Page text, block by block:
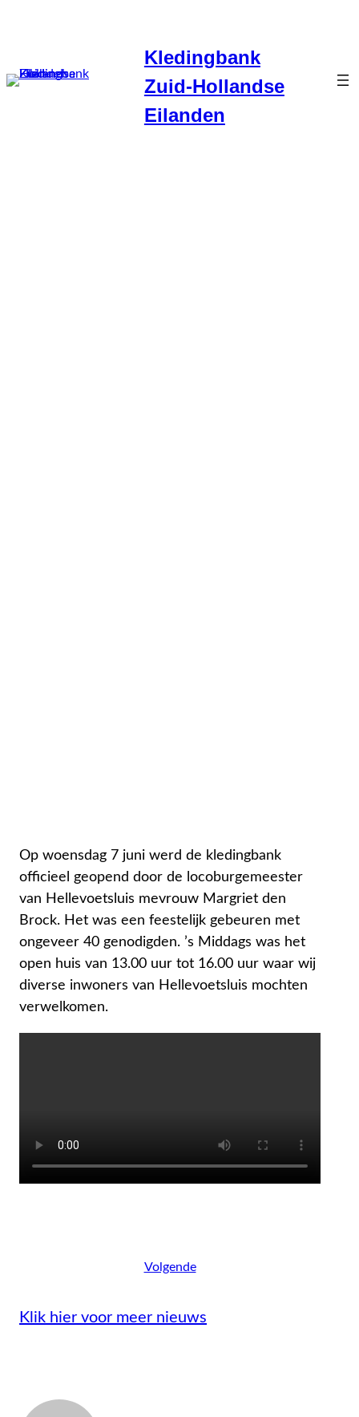
inhoud
Kledingbank
Zuid-Hollandse
Eilanden
Op woensdag 7 juni werd de kledingbank
officieel geopend door de locoburgemeester
van Hellevoetsluis mevrouw Margriet den
Brock. Het was een feestelijk gebeuren met
ongeveer 40 genodigden. ’s Middags was het
open huis van 13.00 uur tot 16.00 uur waar wij
diverse inwoners van Hellevoetsluis mochten
verwelkomen.
Volgende
Klik hier voor meer nieuws